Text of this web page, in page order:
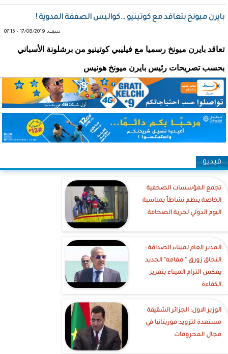
بايرن ميونخ يتعاقد مع كوتينيو …كواليس الصفقة المدوية !
سبت, 17/08/2019 - 07:15
تعاقد بايرن ميونخ رسميا مع فيليبي كوتينيو من برشلونة الأسباني
بحسب تصريحات رئيس بايرن ميونخ هونيس
فيديو
تجمع المؤسسات الصحفية
الخاصة ينظم نشاطاً بمناسبة
اليوم الدولي لحرية الصحافة
‎المدير العام لميناء الصداقة :
التحاق زورق " مقامه" الجديد
يعكس التزام الميناء بتعزيز
الكفاءة
الوزير الاول: الجزائر الشقيقة
مستعدة لتزويد موريتانيا في
مجال المحروقات